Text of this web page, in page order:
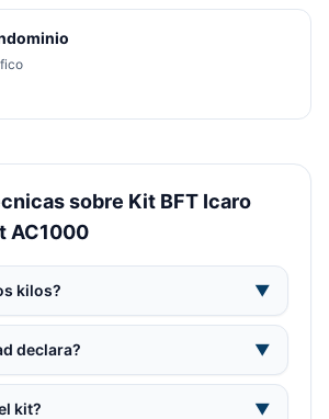
sobre Kit BFT Icaro
AC1000
kilos? ▼
declara? ▼
kit? ▼